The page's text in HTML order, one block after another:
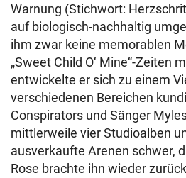
Warnung (Stichwort:
auf biologisch-nachhaltig
ihm zwar keine memorablen
„Sweet Child O‘ Mine“-Zeiten
entwickelte er sich zu einem
verschiedenen Bereichen
Conspirators und Sänger
mittlerweile vier Studioalben
ausverkaufte Arenen schwer,
Rose brachte ihn wieder